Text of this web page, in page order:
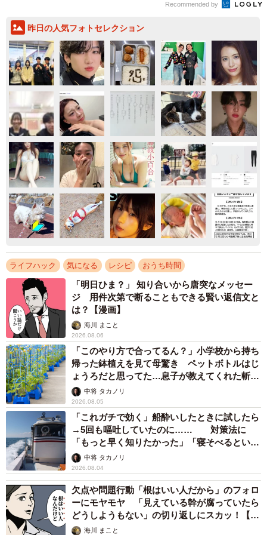
Recommended by
昨日の人気フォトセレクション
ライフハック 気になる レシピ おうち時間
「明日ひま？」 知り合いから唐突なメッセー
ジ 用件次第で断ることもできる賢い返信文と
は？【漫画】
海川 まこと
2026.08.06
「このやり方で合ってるん？」小学校から持ち
帰った鉢植えを見て母驚き ペットボトルはじ
ょうろだと思ってた…息子が教えてくれた斬新
な水やりとは
中将 タカノリ
2026.08.05
「これガチで効く」船酔いしたときに試したら
→5回も嘔吐していたのに…… 対策法に
「もっと早く知りたかった」「寝そべるといい
らしい」
中将 タカノリ
2026.08.04
欠点や問題行動「根はいい人だから」のフォロ
ーにモヤモヤ 「見えている幹が腐っていたら
どうしようもない」の切り返しにスカッ！【漫
画】海川 まこと